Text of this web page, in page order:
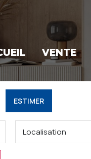
VENTE
ESTIMER
Localisation